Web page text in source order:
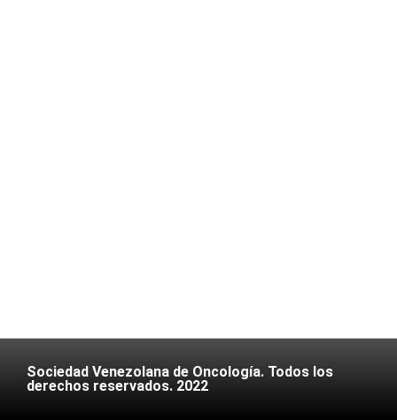
Sociedad Venezolana de Oncología. Todos los
derechos reservados. 2022